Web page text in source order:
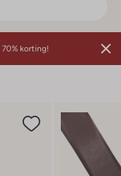
korting!